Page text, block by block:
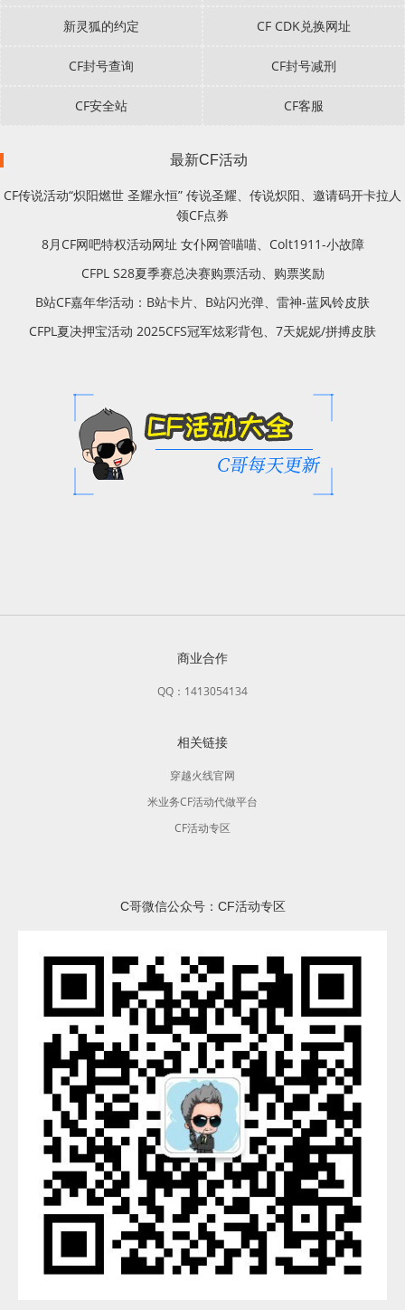
新灵狐的约定 CF CDK兑换网址
CF封号查询 CF封号减刑
CF安全站 CF客服
最新CF活动
CF传说活动“炽阳燃世 圣耀永恒” 传说圣耀、传说炽阳、邀请码开卡拉人
领CF点券
8月CF网吧特权活动网址 女仆网管喵喵、Colt1911-小故障
CFPL S28夏季赛总决赛购票活动、购票奖励
B站CF嘉年华活动：B站卡片、B站闪光弹、雷神-蓝风铃皮肤
CFPL夏决押宝活动 2025CFS冠军炫彩背包、7天妮妮/拼搏皮肤
商业合作
QQ：1413054134
相关链接
穿越火线官网
米业务CF活动代做平台
CF活动专区
C哥微信公众号：CF活动专区